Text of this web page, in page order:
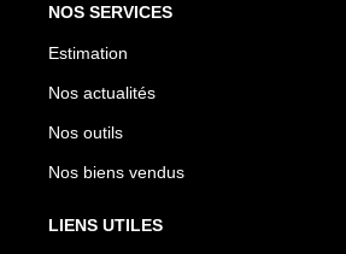
NOS SERVICES
Estimation
Nos actualités
Nos outils
Nos biens vendus
LIENS UTILES